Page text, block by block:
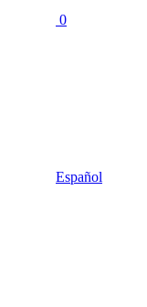
0
Español